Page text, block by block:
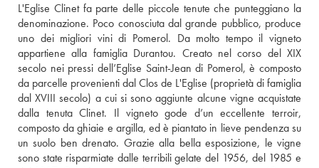
L'Eglise Clinet fa parte delle piccole tenute che punteggiano la
denominazione. Poco conosciuta dal grande pubblico, produce
uno dei migliori vini di Pomerol. Da molto tempo il vigneto
appartiene alla famiglia Durantou. Creato nel corso del XIX
secolo nei pressi dell’Eglise Saint-Jean di Pomerol, è composto
da parcelle provenienti dal Clos de L'Eglise (proprietà di famiglia
dal XVIII secolo) a cui si sono aggiunte alcune vigne acquistate
dalla tenuta Clinet. Il vigneto gode d’un eccellente terroir,
composto da ghiaie e argilla, ed è piantato in lieve pendenza su
un suolo ben drenato. Grazie alla bella esposizione, le vigne
sono state risparmiate dalle terribili gelate del 1956, del 1985 e